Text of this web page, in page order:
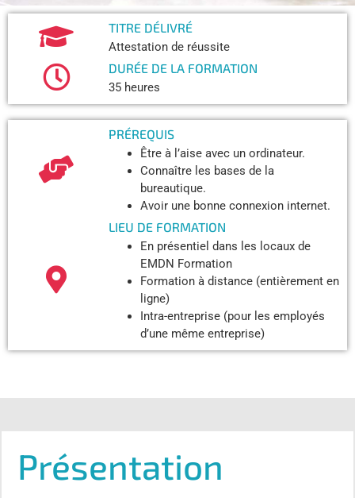
TITRE DÉLIVRÉ​
Attestation de réussite
DURÉE DE LA FORMATION
35 heures
PRÉREQUIS
Être à l’aise avec un ordinateur.
Connaître les bases de la
bureautique.
Avoir une bonne connexion internet.
LIEU DE FORMATION
En présentiel dans les locaux de
EMDN Formation
Formation à distance (entièrement en
ligne)
Intra-entreprise (pour les employés
d’une même entreprise)
Présentation